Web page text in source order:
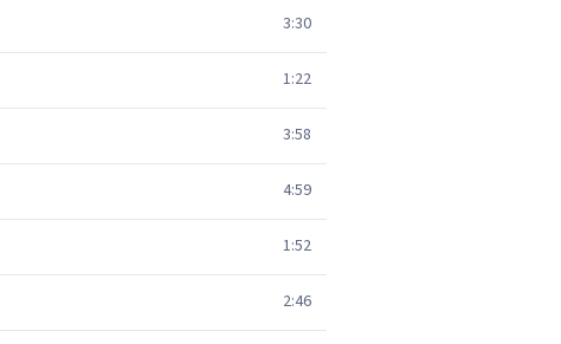
3:30
1:22
3:58
4:59
1:52
2:46